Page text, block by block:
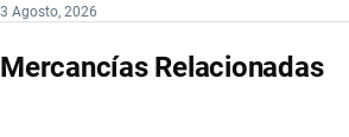
3 Agosto, 2026
Mercancías Relacionadas